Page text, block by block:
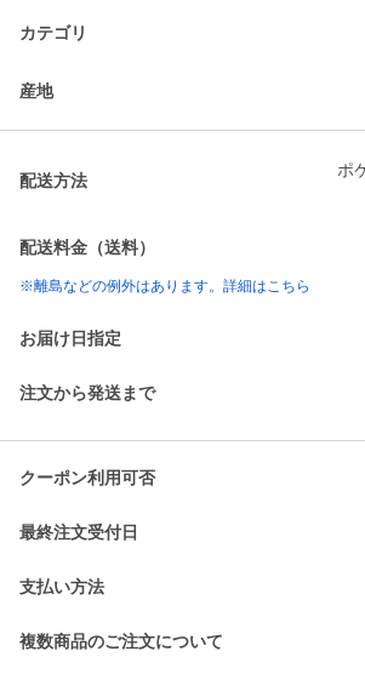
カテゴリ
産地
配送方法
ポ
配送料金（送料）
※離島などの例外はあります。詳細はこちら
お届け日指定
注文から発送まで
クーポン利用可否
最終注文受付日
支払い方法
複数商品のご注文について